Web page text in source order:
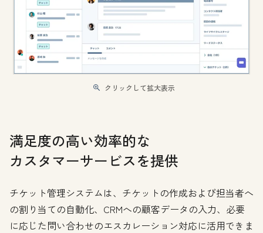
クリックして拡大表示
満足度の高い効率的な
カスタマーサービスを提供
チケット管理システムは、チケットの作成および担当者へ
の割り当ての自動化、CRMへの顧客データの入力、必要
に応じた問い合わせのエスカレーション対応に活用できま